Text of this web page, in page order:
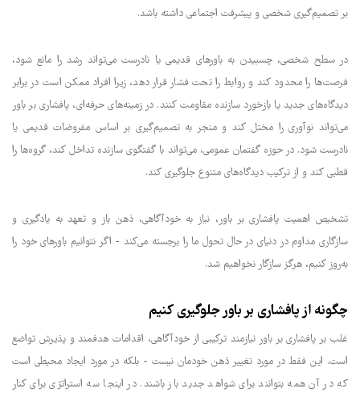
بر تصمیم‌گیری شخصی و پیشرفت اجتماعی داشته باشد.
در سطح شخصی، چسبیدن به باورهای قدیمی یا نادرست می‌تواند رشد را مانع شود،
فرصت‌ها را محدود کند و روابط را تحت فشار قرار دهد، زیرا افراد ممکن است در برابر
دیدگاه‌های جدید یا بازخورد سازنده مقاومت کنند. در زمینه‌های حرفه‌ای، پافشاری بر باور
می‌تواند نوآوری را مختل کند و منجر به تصمیم‌گیری بر اساس مفروضات قدیمی یا
نادرست شود. در حوزه گفتمان عمومی، می‌تواند با گفتگوی سازنده تداخل کند، گروه‌ها را
قطبی کند و از ترکیب دیدگاه‌های متنوع جلوگیری کند.
تشخیص اهمیت پافشاری بر باور، نیاز به خودآگاهی، ذهن باز و تعهد به یادگیری و
سازگاری مداوم در دنیای در حال تحول ما را برجسته می‌کند - اگر نتوانیم باورهای خود را
به‌روز کنیم، هرگز سازگار نخواهیم شد.
چگونه از پافشاری بر باور جلوگیری کنیم
غلب بر پافشاری بر باور نیازمند ترکیبی از خودآگاهی، اقدامات هدفمند و پذیرش تواضع
است. این فقط در مورد تغییر ذهن خودمان نیست - بلکه در مورد ایجاد محیطی است
که در آن همه بتوانند برای شواهد جدید باز باشند. در اینجا سه استراتژی برای کنار